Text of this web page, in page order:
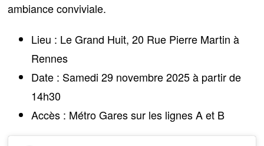
ambiance conviviale.
Lieu : Le Grand Huit, 20 Rue Pierre Martin à
Rennes
Date : Samedi 29 novembre 2025 à partir de
14h30
Accès : Métro Gares sur les lignes A et B